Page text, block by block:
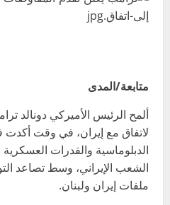
متابعة/المدى
ألمح الرئيس الأميركي دونالد
لاتفاق مع إيران، في وقت
الدبلوماسية والقدرات
الشعب الإيراني، وسط تصاعد
ملفات إيران ولبنان.